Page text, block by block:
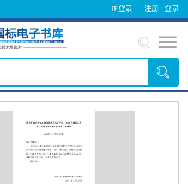
IP登录 登录
注册